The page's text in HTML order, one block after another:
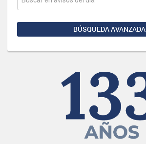
BÚSQUEDA AVANZADA